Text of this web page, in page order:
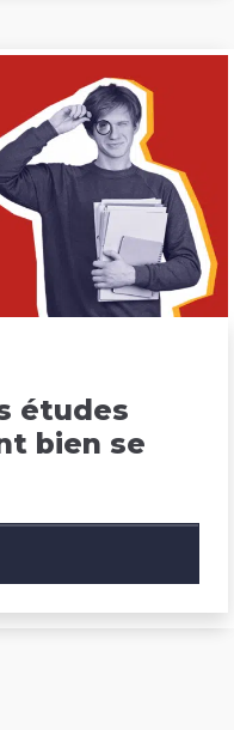
études
bien se